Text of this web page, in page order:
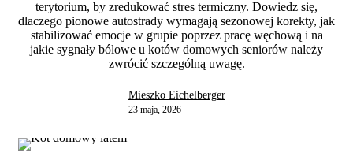
terytorium, by zredukować stres termiczny. Dowiedz się,
dlaczego pionowe autostrady wymagają sezonowej korekty, jak
stabilizować emocje w grupie poprzez pracę węchową i na
jakie sygnały bólowe u kotów domowych seniorów należy
zwrócić szczególną uwagę.
Mieszko Eichelberger
23 maja, 2026